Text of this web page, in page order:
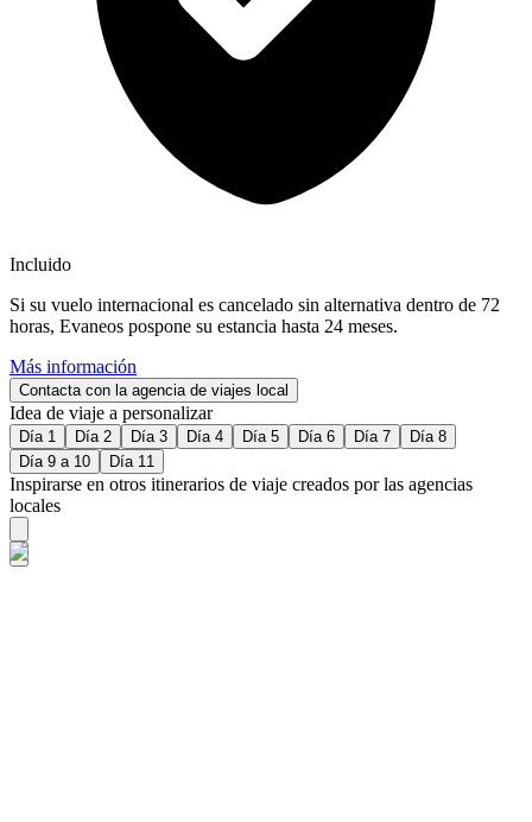
Incluido
Si su vuelo internacional es cancelado sin alternativa dentro de 72
horas, Evaneos pospone su estancia hasta 24 meses.
Más información
Contacta con la agencia de viajes local
Idea de viaje a personalizar
Día 1 Día 2 Día 3 Día 4 Día 5 Día 6 Día 7
Día 8
Día 9 a 10
Día 11
Inspirarse en otros itinerarios de viaje creados por las agencias
locales